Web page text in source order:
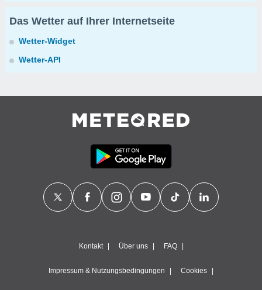
Das Wetter auf Ihrer Internetseite
Wetter-Widget
Wetter-API
Kontakt Über uns FAQ
Impressum & Nutzungsbedingungen Cookies